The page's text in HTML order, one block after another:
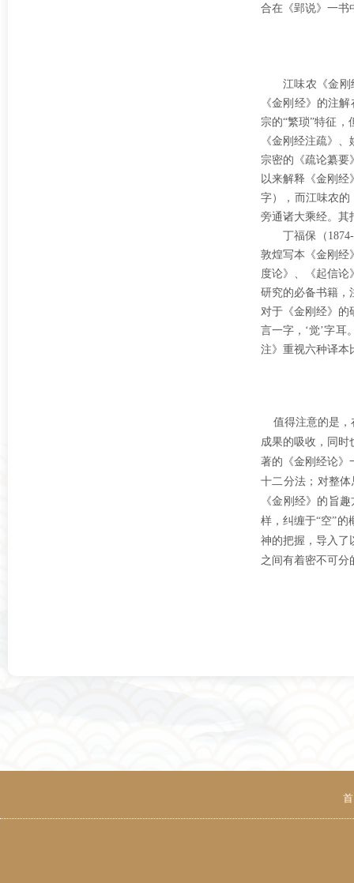
合在《郢说》一书
江味农《金刚
《金刚经》的注
宗的“繁琐”特征
《金刚经注疏》
宗密的《疏论纂要
以来解释《金刚经
字），而江味农的
旁通诸大乘经。其
丁福保（
敦煌写本《金刚经
度论》、《起信论
研究的必备书籍，
对于《金刚经》的
言一字，‘觉’字耳
注》重视六种译本
值得注意的是，
成果的吸收，同时
著的《金刚经论》
十二分法；对整
《金刚经》的旨
样，纠缠于“空”
神的把握，导入了
之间有着密不可分